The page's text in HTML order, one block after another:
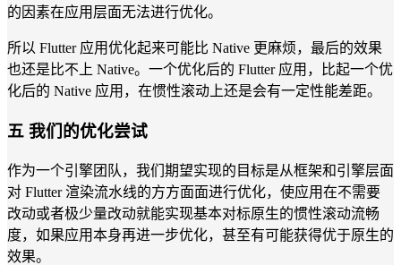
的因素在应用层面无法进行优化。
所以 Flutter 应用优化起来可能比 Native 更麻烦，最后的效果
也还是比不上 Native。一个优化后的 Flutter 应用，比起一个优
化后的 Native 应用，在惯性滚动上还是会有一定性能差距。
五 我们的优化尝试
作为一个引擎团队，我们期望实现的目标是从框架和引擎层面
对 Flutter 渲染流水线的方方面面进行优化，使应用在不需要
改动或者极少量改动就能实现基本对标原生的惯性滚动流畅
度，如果应用本身再进一步优化，甚至有可能获得优于原生的
效果。